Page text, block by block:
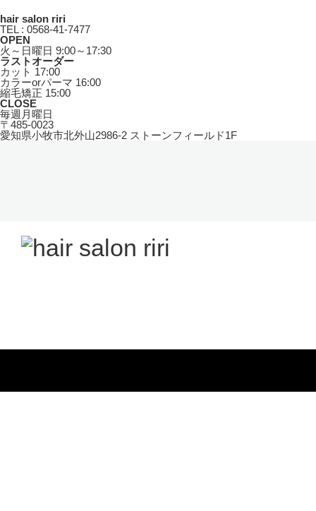
hair salon riri
TEL : 0568-41-7477
OPEN
火～日曜日 9:00～17:30
ラストオーダー
カット 17:00
カラーorパーマ 16:00
縮毛矯正 15:00
CLOSE
毎週月曜日
〒485-0023
愛知県小牧市北外山2986-2 ストーンフィールド1F